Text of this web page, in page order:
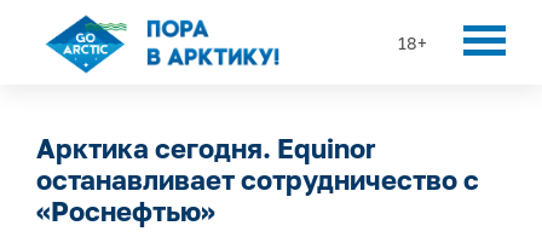
18+
Арктика сегодня. Equinor
останавливает сотрудничество с
«Роснефтью»